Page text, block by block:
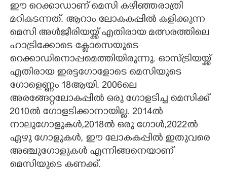
ഈ റെക്കാഡാണ് മെസി കഴിഞ്ഞരാത്രി
മറികടന്നത്. ആറാം ലോകകപ്പിൽ കളിക്കുന്ന
മെസി അൾജീരിയയ്ക്ക് എതിരായ മത്സരത്തിലെ
ഹാട്രിക്കോടെ ക്ളോസെയുടെ
റെക്കാഡിനൊപ്പമെത്തിയിരുന്നു. ഓസ്ട്രിയയ്ക്ക്
എതിരായ ഇരട്ടഗോളോടെ മെസിയുടെ
ഗോളെണ്ണം 18ആയി. 2006ലെ
അരങ്ങേറ്റലോകപ്പിൽ ഒരു ഗോളടിച്ച മെസിക്ക്
2010ൽ ഗോളടിക്കാനായില്ല. 2014ൽ
നാലുഗോളുകൾ,2018ൽ ഒരു ഗോൾ,2022ൽ
ഏഴു ഗോളുകൾ, ഈ ലോകകപ്പിൽ ഇതുവരെ
അഞ്ചുഗോളുകൾ എന്നിങ്ങനെയാണ്
മെസിയുടെ കണക്ക്.